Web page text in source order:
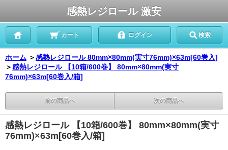
感熱レジロール 激安
カート ログイン 検索
ホーム ＞感熱レジロール 80mm×80mm(実寸76mm)×63m[60巻入]
＞感熱レジロール 【10箱/600巻】 80mm×80mm(実寸
76mm)×63m[60巻入/箱]
前の商品へ 次の商品へ
感熱レジロール 【10箱/600巻】 80mm×80mm(実寸
76mm)×63m[60巻入/箱]